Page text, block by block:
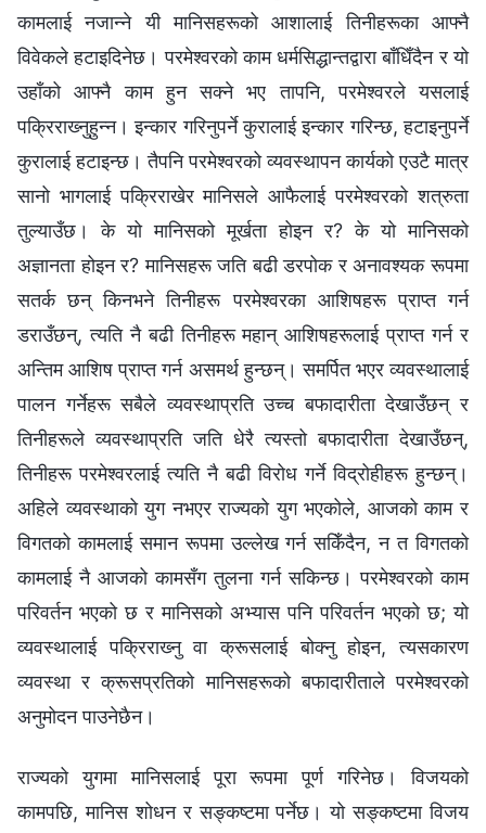
कामलाई नजान्‍ने यी मानिसहरूको आशालाई तिनीहरूका आफ्‍नै
विवेकले हटाइदिनेछ। परमेश्‍वरको काम धर्मसिद्धान्तद्वारा बाँधिँदैन र यो
उहाँको आफ्‍नै काम हुन सक्‍ने भए तापनि, परमेश्‍वरले यसलाई
पक्रिराख्‍नुहुन्‍न। इन्कार गरिनुपर्ने कुरालाई इन्कार गरिन्छ, हटाइनुपर्ने
कुरालाई हटाइन्छ। तैपनि परमेश्‍वरको व्यवस्थापन कार्यको एउटै मात्र
सानो भागलाई पक्रिराखेर मानिसले आफैलाई परमेश्‍वरको शत्रुता
तुल्याउँछ। के यो मानिसको मूर्खता होइन र? के यो मानिसको
अज्ञानता होइन र? मानिसहरू जति बढी डरपोक र अनावश्यक रूपमा
सतर्क छन् किनभने तिनीहरू परमेश्‍वरका आशिषहरू प्राप्त गर्न
डराउँछन्, त्यति नै बढी तिनीहरू महान् आशिषहरूलाई प्राप्त गर्न र
अन्तिम आशिष प्राप्त गर्न असमर्थ हुन्छन्। समर्पित भएर व्यवस्थालाई
पालन गर्नेहरू सबैले व्यवस्थाप्रति उच्‍च बफादारीता देखाउँछन् र
तिनीहरूले व्यवस्थाप्रति जति धेरै त्यस्तो बफादारीता देखाउँछन्,
तिनीहरू परमेश्‍वरलाई त्यति नै बढी विरोध गर्ने विद्रोहीहरू हुन्छन्।
अहिले व्यवस्थाको युग नभएर राज्यको युग भएकोले, आजको काम र
विगतको कामलाई समान रूपमा उल्‍लेख गर्न सकिँदैन, न त विगतको
कामलाई नै आजको कामसँग तुलना गर्न सकिन्छ। परमेश्‍वरको काम
परिवर्तन भएको छ र मानिसको अभ्यास पनि परिवर्तन भएको छ; यो
व्यवस्थालाई पक्रिराख्‍नु वा क्रूसलाई बोक्‍नु होइन, त्यसकारण
व्यवस्था र क्रूसप्रतिको मानिसहरूको बफादारीताले परमेश्‍वरको
अनुमोदन पाउनेछैन।
राज्यको युगमा मानिसलाई पूरा रूपमा पूर्ण गरिनेछ। विजयको
कामपछि, मानिस शोधन र सङ्कष्टमा पर्नेछ। यो सङ्कष्टमा विजय